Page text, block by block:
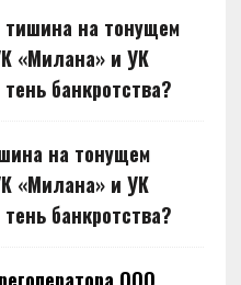
тишина на тонущем
«Милана» и УК
банкротства?
на тонущем
«Милана» и УК
банкротства?